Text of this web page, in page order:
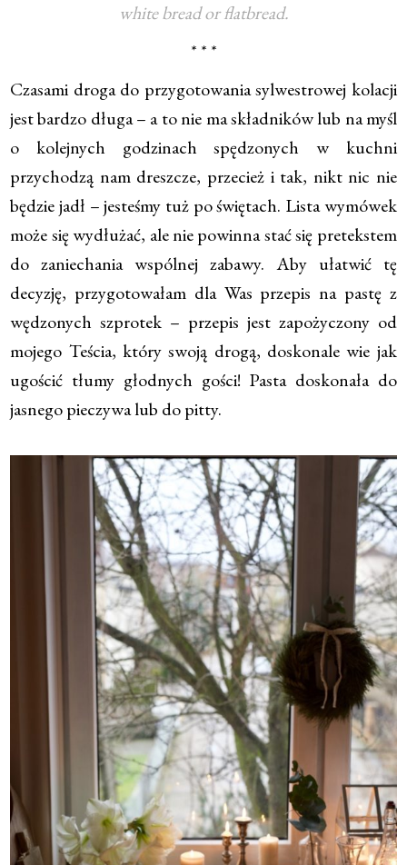
white bread or flatbread.
* * *
Czasami droga do przygotowania sylwestrowej kolacji
jest bardzo długa – a to nie ma składników lub na myśl
o kolejnych godzinach spędzonych w kuchni
przychodzą nam dreszcze, przecież i tak, nikt nic nie
będzie jadł – jesteśmy tuż po świętach. Lista wymówek
może się wydłużać, ale nie powinna stać się pretekstem
do zaniechania wspólnej zabawy. Aby ułatwić tę
decyzję, przygotowałam dla Was przepis na pastę z
wędzonych szprotek – przepis jest zapożyczony od
mojego Teścia, który swoją drogą, doskonale wie jak
ugościć tłumy głodnych gości! Pasta doskonała do
jasnego pieczywa lub do pitty.